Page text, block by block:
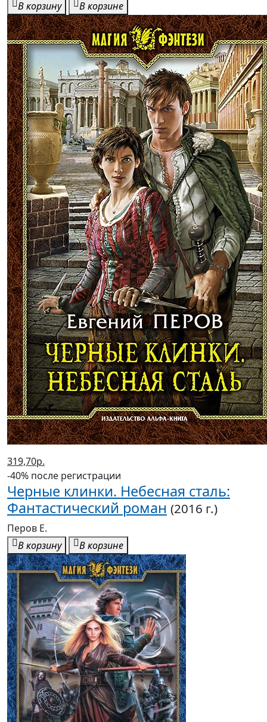
В корзину В корзине
319,70р.
-40% после регистрации
Черные клинки. Небесная сталь:
Фантастический роман (2016 г.)
Перов Е.
В корзину
В корзине